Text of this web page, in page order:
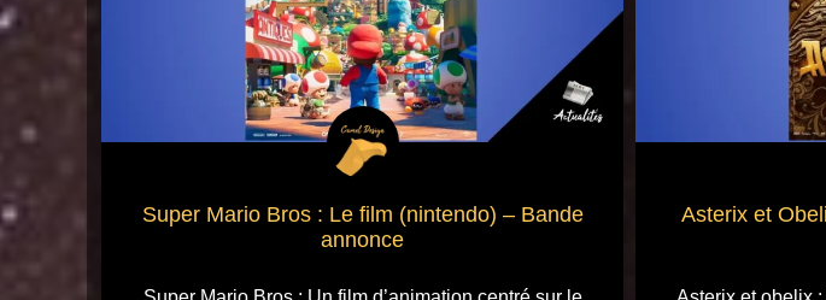
Super Mario Bros : Le film (nintendo) – Bande
annonce
Asterix et